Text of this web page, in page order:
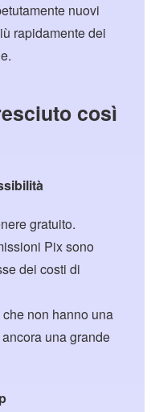
nuovi
rapidamente dei
così
gratuito.
Pix sono
dei costi di
non hanno una
una grande